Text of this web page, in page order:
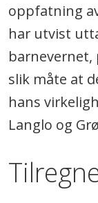
oppfatning
har utvist
barnevernet,
slik måte at
hans
Langlo og